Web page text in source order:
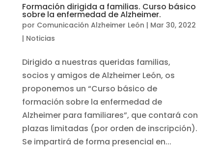
Formación dirigida a familias. Curso básico
sobre la enfermedad de Alzheimer.
por Comunicación Alzheimer León | Mar 30, 2022
| Noticias
Dirigido a nuestras queridas familias,
socios y amigos de Alzheimer León, os
proponemos un “Curso básico de
formación sobre la enfermedad de
Alzheimer para familiares”, que contará con
plazas limitadas (por orden de inscripción).
Se impartirá de forma presencial en...